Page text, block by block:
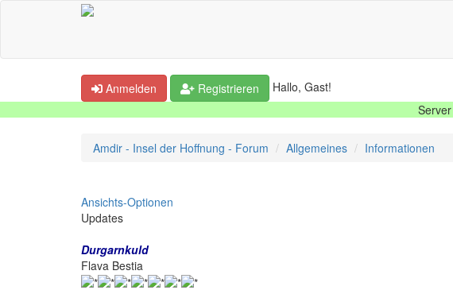
Anmelden Registrieren
Hallo, Gast!
Amdir - Insel der Hoffnung - Forum Allgemeines Informationen
Ansichts-Optionen
Updates
Durgarnkuld
Flava Bestia